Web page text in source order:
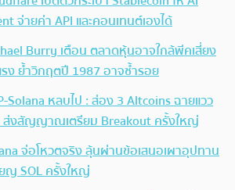
จ่ายค่า API และคอนเทนต์เองได้
Burry เตือน ตลาดหุ้นอาจใกล้พีคเสี่ยง
ง ย้ำวิกฤตปี 1987 อาจซ้ำรอย
Solana หลบไป : ส่อง 3 Altcoins ฉายแวว
ส่งสัญญาณเตรียม Breakout ครั้งใหญ่
จ่อโหวตจริง ลุ้นผ่านข้อเสนอเผาอุปทาน
ญ SOL ครั้งใหญ่